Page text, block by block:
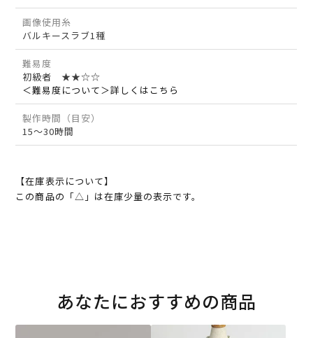
画像使用糸
バルキースラブ1種
難易度
初級者 ★★☆☆
＜難易度について＞詳しくはこちら
製作時間（目安）
15～30時間
【在庫表示について】
この商品の「△」は在庫少量の表示です。
あなたにおすすめの商品